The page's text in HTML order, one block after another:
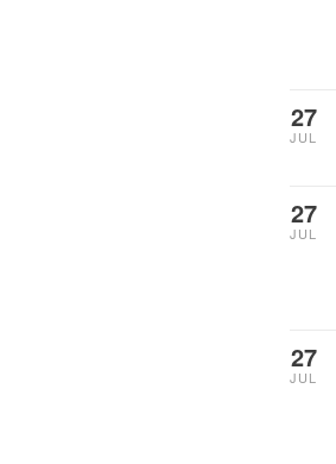
27
JUL
27
JUL
27
JUL